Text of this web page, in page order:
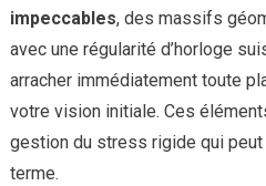
impeccables, des massifs
avec une régularité d’horloge
arracher immédiatement toute
votre vision initiale. Ces
gestion du stress rigide qui peut
terme.